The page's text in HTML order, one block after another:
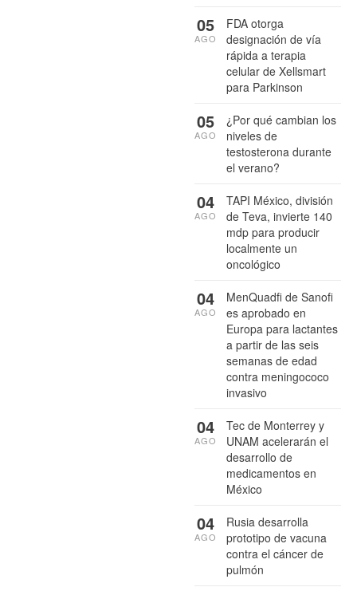
FDA otorga
designación de vía
rápida a terapia
celular de Xellsmart
para Parkinson
05
AGO
¿Por qué cambian los
niveles de
testosterona durante
el verano?
05
AGO
TAPI México, división
de Teva, invierte 140
mdp para producir
localmente un
oncológico
04
AGO
MenQuadfi de Sanofi
es aprobado en
Europa para lactantes
a partir de las seis
semanas de edad
contra meningococo
invasivo
04
AGO
Tec de Monterrey y
UNAM acelerarán el
desarrollo de
medicamentos en
México
04
AGO
Rusia desarrolla
prototipo de vacuna
contra el cáncer de
pulmón
04
AGO